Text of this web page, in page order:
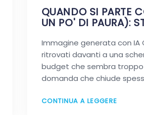
QUANDO SI PARTE
UN PO' DI PAURA):
Immagine generata con IA
ritrovati davanti a una
budget che sembra
domanda che chiude
CONTINUA A LEGGERE